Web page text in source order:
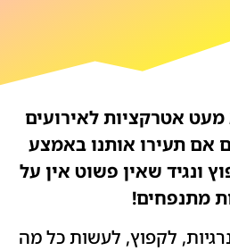
מעט אטרקציות לאירועים
אם תעירו אותנו באמצע
ונגיד שאין פשוט אין על
מתנפחים!
לקפוץ, לעשות כל מה